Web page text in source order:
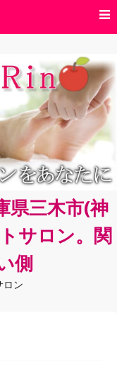
県三木市(神
サロン。関
側
ロン